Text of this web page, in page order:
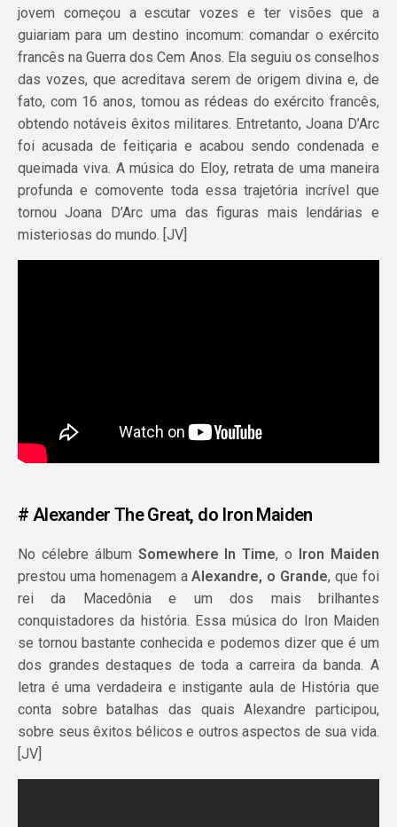
jovem começou a escutar vozes e ter visões que a
guiariam para um destino incomum: comandar o exército
francês na Guerra dos Cem Anos. Ela seguiu os conselhos
das vozes, que acreditava serem de origem divina e, de
fato, com 16 anos, tomou as rédeas do exército francês,
obtendo notáveis êxitos militares. Entretanto, Joana D’Arc
foi acusada de feitiçaria e acabou sendo condenada e
queimada viva. A música do Eloy, retrata de uma maneira
profunda e comovente toda essa trajetória incrível que
tornou Joana D’Arc uma das figuras mais lendárias e
misteriosas do mundo. [JV]
# Alexander The Great, do Iron Maiden
No célebre álbum Somewhere In Time, o
Iron Maiden
prestou uma homenagem aAlexandre, o Grande, que foi
rei da Macedônia e um dos mais brilhantes
conquistadores da história. Essa música do Iron Maiden
se tornou bastante conhecida e podemos dizer que é um
dos grandes destaques de toda a carreira da banda. A
letra é uma verdadeira e instigante aula de História que
conta sobre batalhas das quais Alexandre participou,
sobre seus êxitos bélicos e outros aspectos de sua vida.
[JV]